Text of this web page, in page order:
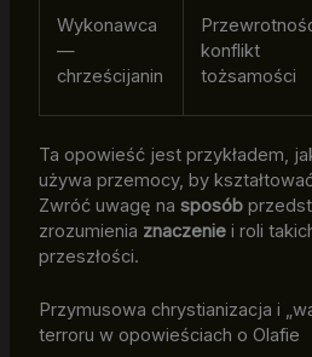
Wykonawca
—
chrześcijanin
konflikt
tożsamości
Ta opowieść jest przykładem,
używa przemocy, by
Zwróć uwagę na sposób
zrozumienia znaczeniei roli
przeszłości.
Przymusowa chrystianizacja i
terroru w opowieściach o Olafie